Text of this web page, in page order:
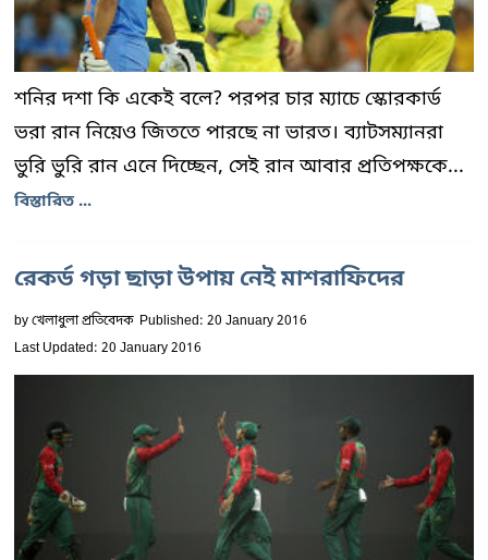
শনির দশা কি একেই বলে? পরপর চার ম্যাচে স্কোরকার্ড
ভরা রান নিয়েও জিততে পারছে না ভারত। ব্যাটসম্যানরা
ভুরি ভুরি রান এনে দিচ্ছেন, সেই রান আবার প্রতিপক্ষকে...
বিস্তারিত ...
রেকর্ড গড়া ছাড়া উপায় নেই মাশরাফিদের
byখেলাধুলা প্রতিবেদক Published: 20 January 2016
Last Updated: 20 January 2016